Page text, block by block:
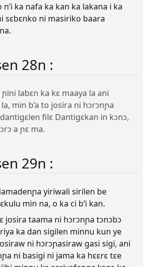
n’i ka nafa ka kan ka lakana i ka
sɛbɛnko ni masiriko baara
28n :
ɲini labɛn ka kɛ maaya la ani
min b’a to josira ni hɔrɔnɲa
filɛ Dantigɛkan in kɔnɔ,
a ɲɛ ma.
29n :
yiriwali sirilen be
min na, o ka ci b’i kan.
josira taama ni hɔrɔnɲa tɔnɔbɔ
ka dan sigilen minnu kun ye
ni hɔrɔɲasiraw gasi sigi, ani
ni basigi ni jama ka hɛɛrɛ tɛe